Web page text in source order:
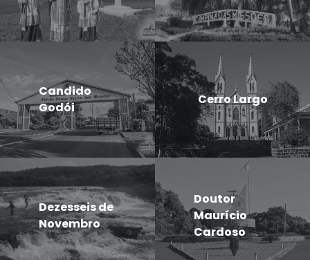
Candido
Godói
Cerro Largo
Dezesseis de
Novembro
Doutor
Maurício
Cardoso